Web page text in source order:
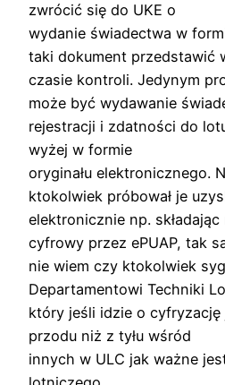
zwrócić się do UKE o
wydanie świadectwa w
taki dokument przedstawić
czasie kontroli. Jedynym
może być wydawanie
rejestracji i zdatności do
wyżej w formie
oryginału elektronicznego.
ktokolwiek próbował je
elektronicznie np.
cyfrowy przez ePUAP, tak
nie wiem czy ktokolwiek
Departamentowi Techniki
który jeśli idzie o cyfryzację
przodu niż z tyłu wśród
innych w ULC jak ważne